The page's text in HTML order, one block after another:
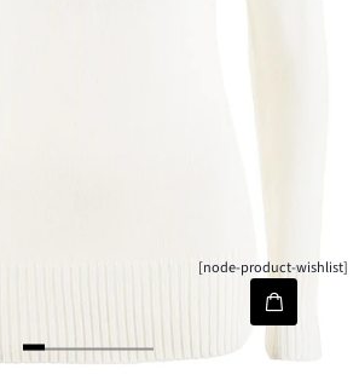
[node-product-wishlist]